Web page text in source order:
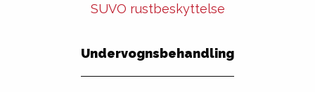
SUVO rustbeskyttelse
Undervognsbehandling